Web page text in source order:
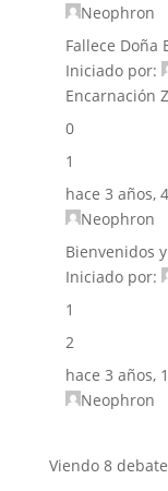
Neophron
Fallece Doña
Iniciado por:
Encarnación
0
1
hace 3 años,
Neophron
Bienvenidos
Iniciado por:
1
2
hace 3 años,
Neophron
Viendo 8